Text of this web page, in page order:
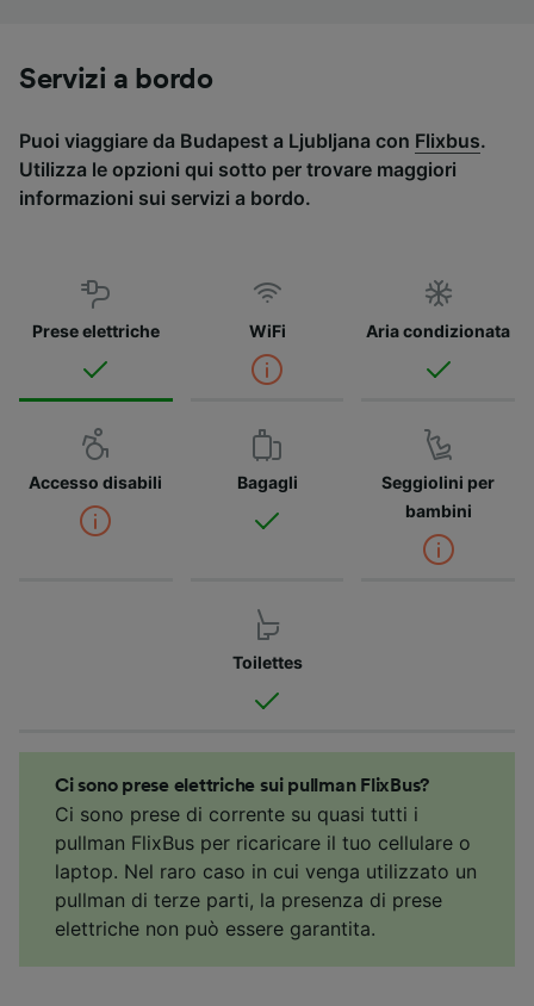
Servizi a bordo
Puoi viaggiare da Budapest a Ljubljana con Flixbus.
Utilizza le opzioni qui sotto per trovare maggiori
informazioni sui servizi a bordo.
Prese elettriche WiFi Aria condizionata
Accesso disabili Bagagli
Seggiolini per
bambini
Toilettes
Ci sono prese elettriche sui pullman FlixBus?
Ci sono prese di corrente su quasi tutti i
pullman FlixBus per ricaricare il tuo cellulare o
laptop. Nel raro caso in cui venga utilizzato un
pullman di terze parti, la presenza di prese
elettriche non può essere garantita.